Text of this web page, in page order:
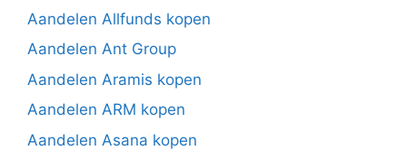
Aandelen Allfunds kopen
Aandelen Ant Group
Aandelen Aramis kopen
Aandelen ARM kopen
Aandelen Asana kopen